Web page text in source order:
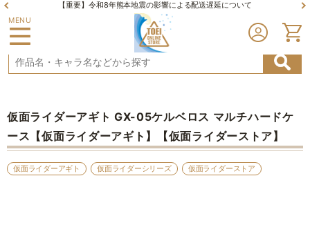
【重要】令和8年熊本地震の影響による配送遅延について
MENU
仮面ライダーアギト GX-05ケルベロス マルチハードケ
ース【仮面ライダーアギト】【仮面ライダーストア】
仮面ライダーアギト 仮面ライダーシリーズ 仮面ライダーストア